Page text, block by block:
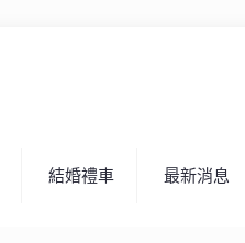
結婚禮車 最新消息